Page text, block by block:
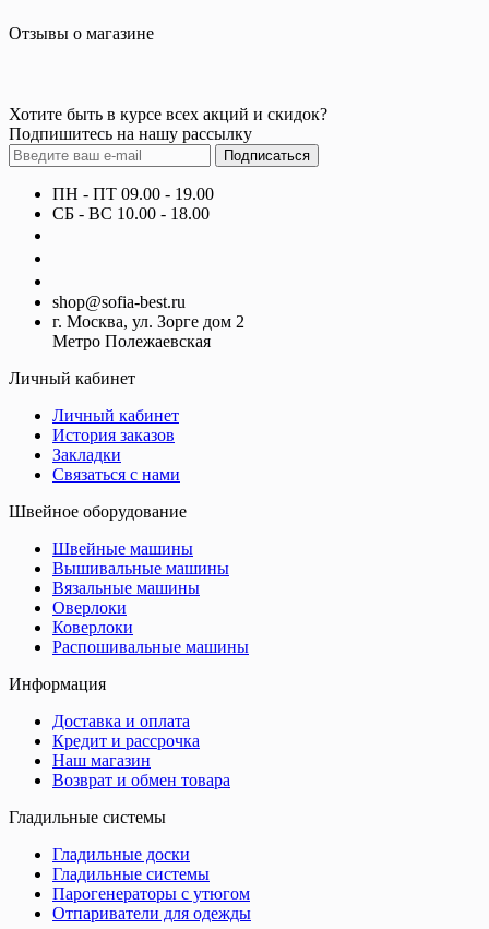
Отзывы о магазине
Хотите быть в курсе всех акций и скидок?
Подпишитесь на нашу рассылку
Подписаться
ПН - ПТ 09.00 - 19.00
СБ - ВС 10.00 - 18.00
shop@sofia-best.ru
г. Москва, ул. Зорге дом 2
Метро Полежаевская
Личный кабинет
Личный кабинет
История заказов
Закладки
Связаться с нами
Швейное оборудование
Швейные машины
Вышивальные машины
Вязальные машины
Оверлоки
Коверлоки
Распошивальные машины
Информация
Доставка и оплата
Кредит и рассрочка
Наш магазин
Возврат и обмен товара
Гладильные системы
Гладильные доски
Гладильные системы
Парогенераторы с утюгом
Отпариватели для одежды